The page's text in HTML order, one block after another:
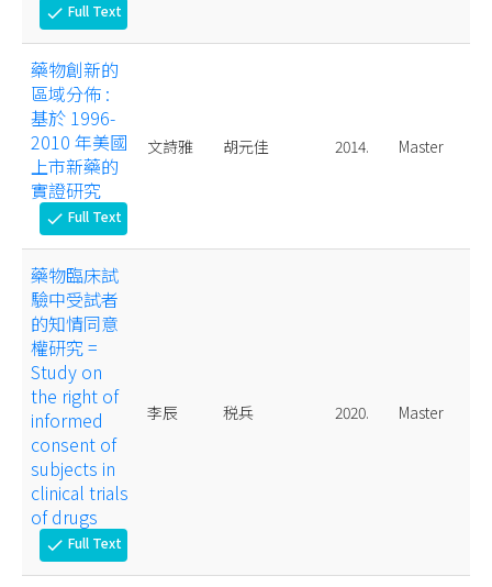
check Full Text
藥物創新的
區域分佈 :
基於 1996-
2010 年美國
上市新藥的
實證研究
check Full Text
文詩雅 胡元佳 2014. Master
藥物臨床試
驗中受試者
的知情同意
權研究 =
Study on
the right of
informed
consent of
subjects in
clinical trials
of drugs
check Full Text
李辰 税兵 2020. Master